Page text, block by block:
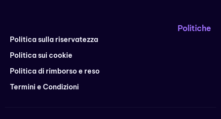
Politiche
Politica sulla riservatezza
Politica sui cookie
Politica di rimborso e reso
Termini e Condizioni